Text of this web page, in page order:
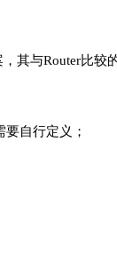
其与Router比较
自行定义；